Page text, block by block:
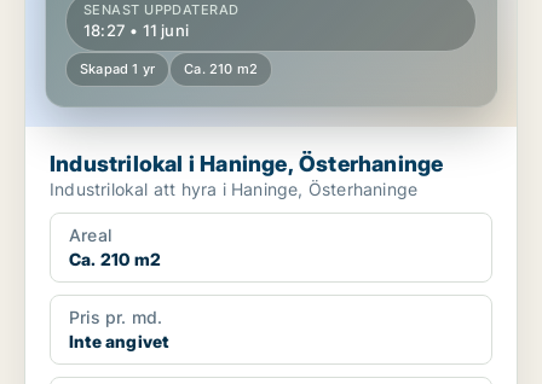
SENAST UPPDATERAD
18:27 • 11 juni
Skapad 1 yr Ca. 210 m2
Industrilokal i Haninge, Österhaninge
Industrilokal att hyra i Haninge, Österhaninge
Areal
Ca. 210 m2
Pris pr. md.
Inte angivet